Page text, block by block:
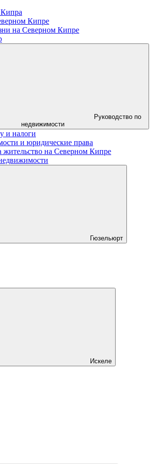
Кипре
на Северном Кипре
Руководство по
недвижимости
и налоги
и юридические права
жительство на Северном Кипре
Гюзельюрт
Искеле